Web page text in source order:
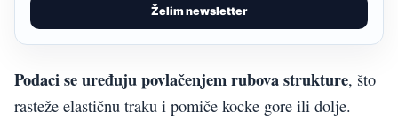
Želim newsletter
Podaci se uređuju povlačenjem rubova strukture, što
rasteže elastičnu traku i pomiče kocke gore ili dolje.